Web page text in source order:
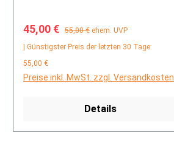
Verkaufspreis:
45,00 € Regulärer Preis:
55,00 € ehem. UVP
| Günstigster Preis der letzten 30 Tage:
55,00 €
Preise inkl. MwSt. zzgl. Versandkosten
Details